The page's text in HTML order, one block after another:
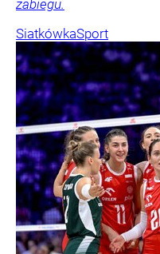
zabiegu.
SiatkówkaSport